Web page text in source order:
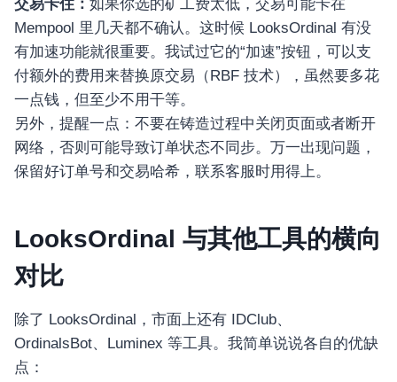
交易卡住： 如果你选的矿工费太低，交易可能卡在
Mempool 里几天都不确认。这时候 LooksOrdinal 有没
有加速功能就很重要。我试过它的“加速”按钮，可以支
付额外的费用来替换原交易（RBF 技术），虽然要多花
一点钱，但至少不用干等。
另外，提醒一点：不要在铸造过程中关闭页面或者断开
网络，否则可能导致订单状态不同步。万一出现问题，
保留好订单号和交易哈希，联系客服时用得上。
LooksOrdinal 与其他工具的横向
对比
除了 LooksOrdinal，市面上还有 IDClub、
OrdinalsBot、Luminex 等工具。我简单说说各自的优缺
点：